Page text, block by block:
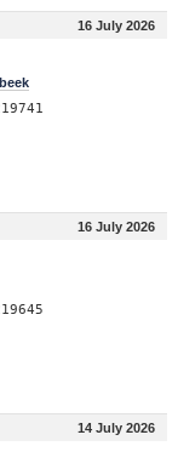
16 July 2026
16 July 2026
14 July 2026